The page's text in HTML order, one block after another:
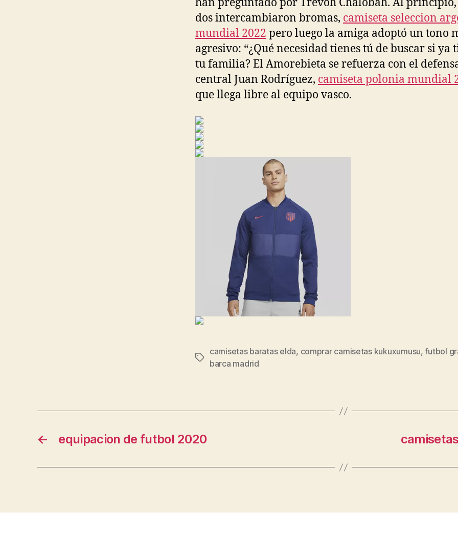
dos intercambiaron bromas, camiseta seleccion
mundial 2022 pero luego la amiga adoptó un tono
agresivo: “¿Qué necesidad tienes tú de buscar si ya
tu familia? El Amorebieta se refuerza con el
central Juan Rodríguez, camiseta polonia mundial
que llega libre al equipo vasco.
Etiquetas
camisetas baratas elda, comprar camisetas kukuxumusu,futbol
barca madrid
← equipacion de futbol 2020